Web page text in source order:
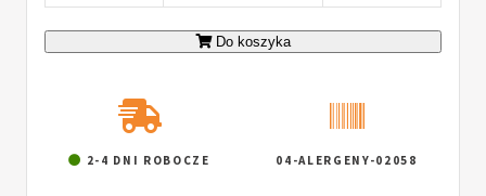
Do koszyka
2-4 DNI ROBOCZE 04-ALERGENY-02058